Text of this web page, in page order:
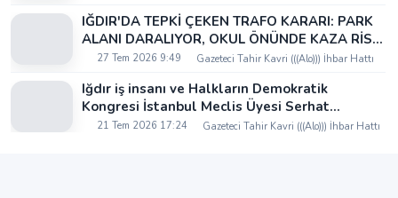
IĞDIR'DA TEPKİ ÇEKEN TRAFO KARARI: PARK
ALANI DARALIYOR, OKUL ÖNÜNDE KAZA RİSKİ
İDDİASI VE IĞDIR VALİSİ NEREDE?
27 Tem 2026 9:49 Gazeteci Tahir Kavri (((Alo))) İhbar Hattı
Iğdır iş insanı ve Halkların Demokratik
Kongresi İstanbul Meclis Üyesi Serhat
Kaya’dan Iğdır Tanıtım Günleri’nde birlik ve
21 Tem 2026 17:24 Gazeteci Tahir Kavri (((Alo))) İhbar Hattı